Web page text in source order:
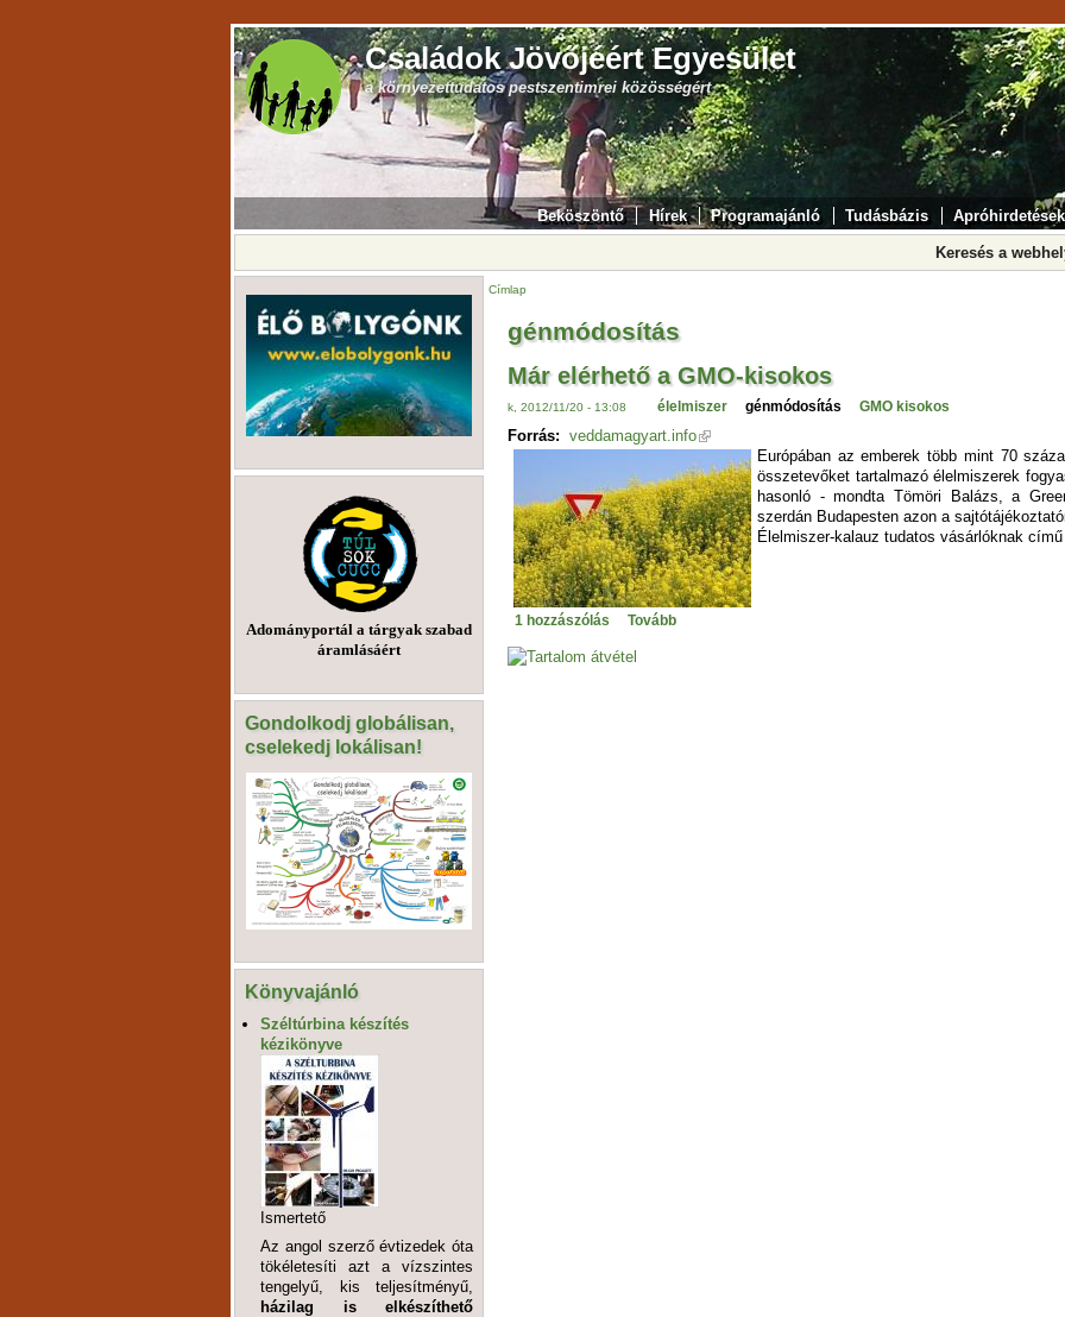
Családok Jövőjéért Egyesület
a környezettudatos pestszentimrei közösségért
Beköszöntő Hírek Programajánló Tudásbázis Apróhirdetések
Keresés a
Adományportál a tárgyak szabad
áramlásáért
Gondolkodj globálisan,
cselekedj lokálisan!
Könyvajánló
Széltúrbina készítés
kézikönyve
Ismertető
Az angol szerző évtizedek óta
tökéletesíti azt a vízszintes
tengelyű, kis teljesítményű,
házilag is elkészíthető
Címlap
génmódosítás
Már elérhető a GMO-kisokos
k, 2012/11/20 - 13:08 élelmiszer génmódosítás GMO kisokos
Forrás: veddamagyart.info
Európában az emberek több mint 70
összetevőket tartalmazó élelmiszerek
hasonló - mondta Tömöri Balázs, a
szerdán Budapesten azon a
Élelmiszer-kalauz tudatos vásárlóknak című
1 hozzászólás Tovább